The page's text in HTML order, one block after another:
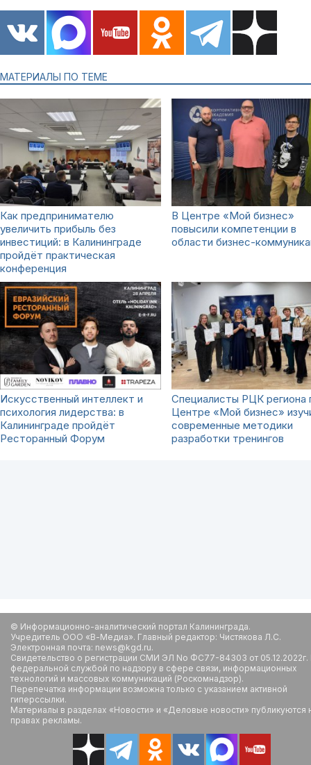
МАТЕРИАЛЫ ПО ТЕМЕ
Как предпринимателю
увеличить прибыль без
инвестиций: в Калининграде
пройдёт практическая
конференция
В Центре «Мой бизнес»
повысили компетенции в
области бизнес-
Искусственный интеллект и
психология лидерства: в
Калининграде пройдёт
Ресторанный Форум
Специалисты РЦК региона
Центре «Мой бизнес»
современные методики
разработки тренингов
© Информационно-аналитический портал Калининграда.
Учредитель ООО «В-Медиа». Главный редактор: Чистякова Л.С.
Электронная почта: news@kgd.ru.
Свидетельство о регистрации СМИ ЭЛ No ФС77-84303 от
федеральной службой по надзору в сфере связи, информационных
технологий и массовых коммуникаций (Роскомнадзор).
Перепечатка информации возможна только с указанием активной
гиперссылки.
Материалы в разделах «Новости» и «Деловые новости» публикуются
правах рекламы.